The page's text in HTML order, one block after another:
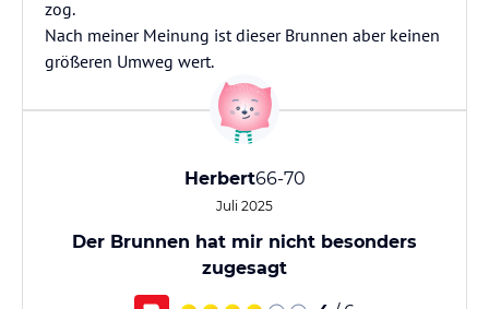
zog.
Nach meiner Meinung ist dieser Brunnen aber keinen
größeren Umweg wert.
Herbert66-70
Juli 2025
Der Brunnen hat mir nicht besonders
zugesagt